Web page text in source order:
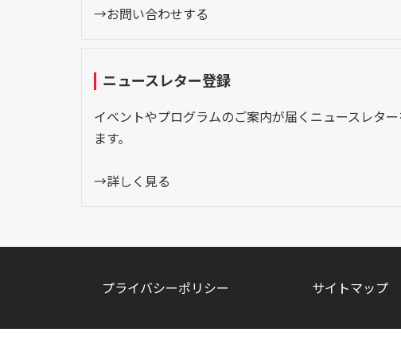
→お問い合わせする
ニュースレター登録
イベントやプログラムのご案内が届くニュースレタ
ます。
→詳しく見る
プライバシーポリシー サイトマップ